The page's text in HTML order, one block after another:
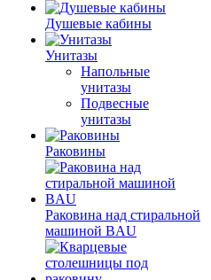
Душевые кабины
Унитазы
Напольные
унитазы
Подвесные
унитазы
Раковины
Раковина над стиральной
машиной BAU